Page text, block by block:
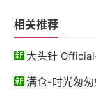
相关推荐
大头针
满仓-时光匆